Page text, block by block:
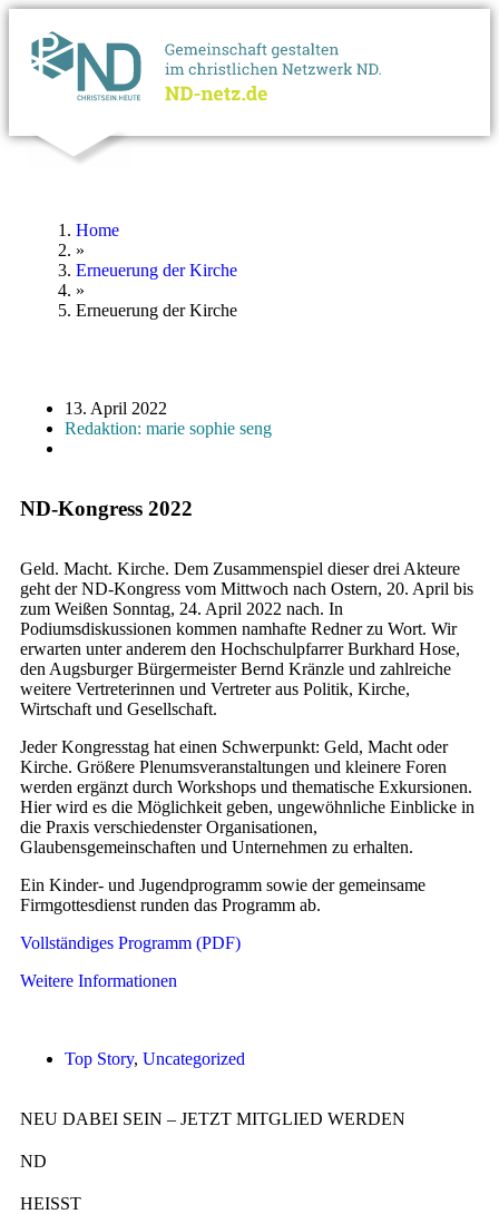
Home
»
Erneuerung der Kirche
»
Erneuerung der Kirche
13. April 2022
Redaktion: marie sophie seng
ND-Kongress 2022
Geld. Macht. Kirche. Dem Zusammenspiel dieser drei Akteure
geht der ND-Kongress vom Mittwoch nach Ostern, 20. April bis
zum Weißen Sonntag, 24. April 2022 nach. In
Podiumsdiskussionen kommen namhafte Redner zu Wort. Wir
erwarten unter anderem den Hochschulpfarrer Burkhard Hose,
den Augsburger Bürgermeister Bernd Kränzle und zahlreiche
weitere Vertreterinnen und Vertreter aus Politik, Kirche,
Wirtschaft und Gesellschaft.
Jeder Kongresstag hat einen Schwerpunkt: Geld, Macht oder
Kirche. Größere Plenumsveranstaltungen und kleinere Foren
werden ergänzt durch Workshops und thematische Exkursionen.
Hier wird es die Möglichkeit geben, ungewöhnliche Einblicke in
die Praxis verschiedenster Organisationen,
Glaubensgemeinschaften und Unternehmen zu erhalten.
Ein Kinder- und Jugendprogramm sowie der gemeinsame
Firmgottesdienst runden das Programm ab.
Vollständiges Programm (PDF)
Weitere Informationen
Top Story, Uncategorized
NEU DABEI SEIN – JETZT MITGLIED WERDEN
ND
HEISST